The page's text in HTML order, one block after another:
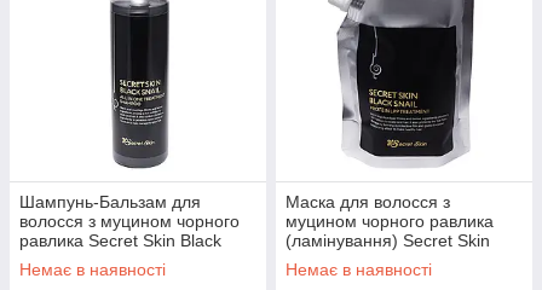
Шампунь-Бальзам для
волосся з муцином чорного
равлика Secret Skin Black
Snail All In One Treatment
Shampoo 250ml
Немає в наявності
Маска для волосся з
муцином чорного равлика
(ламінування) Secret Skin
Black Snail Protein LPP
Treatment 480g
Немає в наявності